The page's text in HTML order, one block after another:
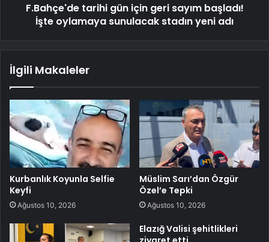
F.Bahçe'de tarihi gün için geri sayım başladı!
İşte oylamaya sunulacak stadın yeni adı
İlgili Makaleler
Kurbanlık Koyunla Selfie
Keyfi
Ağustos 10, 2026
Müslim Sarı’dan Özgür
Özel’e Tepki
Ağustos 10, 2026
Elazığ Valisi şehitlikleri